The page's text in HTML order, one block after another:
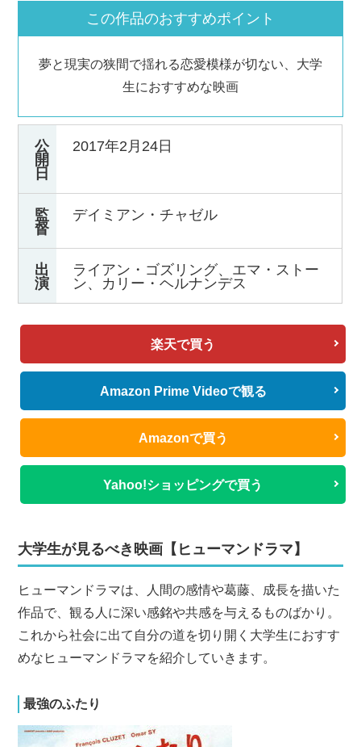
この作品のおすすめポイント
夢と現実の狭間で揺れる恋愛模様が切ない、大学
生におすすめな映画
公
開
日
2017年2月24日
監
督
デイミアン・チャゼル
出
演
ライアン・ゴズリング、エマ・ストー
ン、カリー・ヘルナンデス
楽天で買う
Amazon Prime Videoで観る
Amazonで買う
Yahoo!ショッピングで買う
大学生が見るべき映画【ヒューマンドラマ】
ヒューマンドラマは、人間の感情や葛藤、成長を描いた
作品で、観る人に深い感銘や共感を与えるものばかり。
これから社会に出て自分の道を切り開く大学生におすす
めなヒューマンドラマを紹介していきます。
最強のふたり